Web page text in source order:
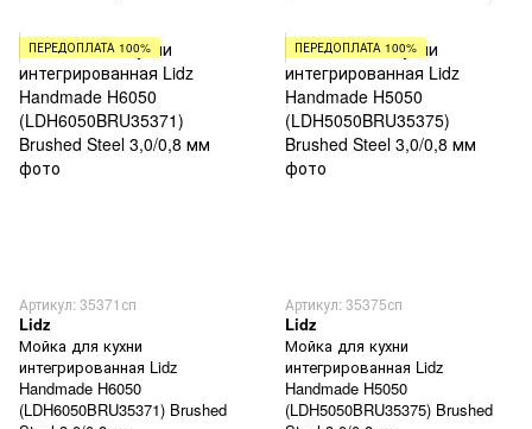
ПЕРЕДОПЛАТА 100%
Артикул: 35371сп
Lidz
Мойка для кухни
интегрированная Lidz
Handmade H6050
(LDH6050BRU35371) Brushed
ПЕРЕДОПЛАТА 100%
Артикул: 35375сп
Lidz
Мойка для кухни
интегрированная Lidz
Handmade H5050
(LDH5050BRU35375) Brushed